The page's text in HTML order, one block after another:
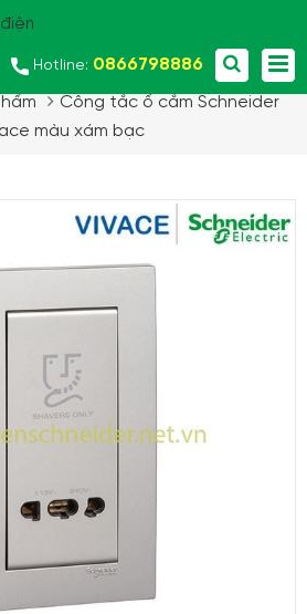
Hotline: 0866798886
Công tắc ổ cắm Schneider
màu xám bạc